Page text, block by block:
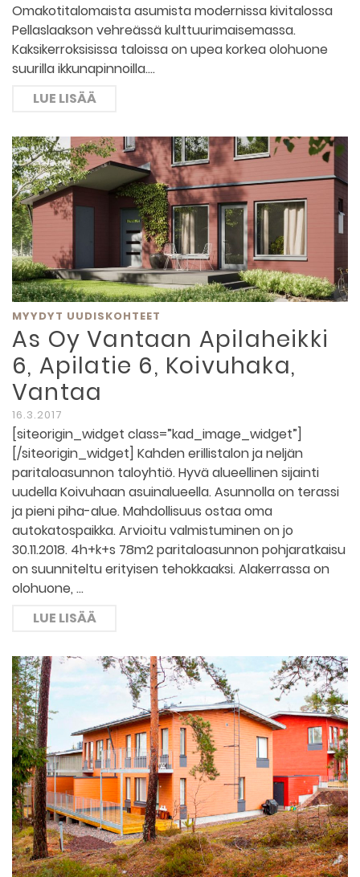
Omakotitalomaista asumista modernissa kivitalossa
Pellaslaakson vehreässä kulttuurimaisemassa.
Kaksikerroksisissa taloissa on upea korkea olohuone
suurilla ikkunapinnoilla.…
LUE LISÄÄ
MYYDYT UUDISKOHTEET
As Oy Vantaan Apilaheikki
6, Apilatie 6, Koivuhaka,
Vantaa
16.3.2017
[siteorigin_widget class=”kad_image_widget”]
[/siteorigin_widget] Kahden erillistalon ja neljän
paritaloasunnon taloyhtiö. Hyvä alueellinen sijainti
uudella Koivuhaan asuinalueella. Asunnolla on terassi
ja pieni piha-alue. Mahdollisuus ostaa oma
autokatospaikka. Arvioitu valmistuminen on jo
30.11.2018. 4h+k+s 78m2 paritaloasunnon pohjaratkaisu
on suunniteltu erityisen tehokkaaksi. Alakerrassa on
olohuone, …
LUE LISÄÄ